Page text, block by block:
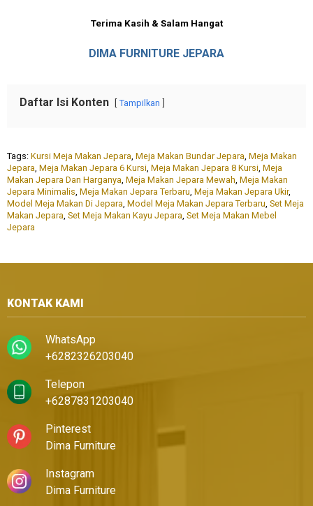
Terima Kasih & Salam Hangat
DIMA FURNITURE JEPARA
Daftar Isi Konten Tampilkan
Tags: Kursi Meja Makan Jepara, Meja Makan Bundar Jepara, Meja Makan
Jepara, Meja Makan Jepara 6 Kursi, Meja Makan Jepara 8 Kursi, Meja
Makan Jepara Dan Harganya, Meja Makan Jepara Mewah, Meja Makan
Jepara Minimalis, Meja Makan Jepara Terbaru, Meja Makan Jepara Ukir,
Model Meja Makan Di Jepara, Model Meja Makan Jepara Terbaru, Set Meja
Makan Jepara, Set Meja Makan Kayu Jepara, Set Meja Makan Mebel
Jepara
KONTAK KAMI
WhatsApp
+6282326203040
Telepon
+6287831203040
Pinterest
Dima Furniture
Instagram
Dima Furniture